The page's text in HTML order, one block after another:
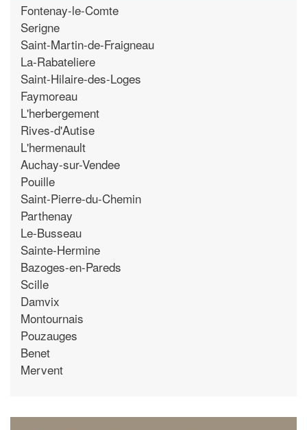
Fontenay-le-Comte
Serigne
Saint-Martin-de-Fraigneau
La-Rabateliere
Saint-Hilaire-des-Loges
Faymoreau
L'herbergement
Rives-d'Autise
L'hermenault
Auchay-sur-Vendee
Pouille
Saint-Pierre-du-Chemin
Parthenay
Le-Busseau
Sainte-Hermine
Bazoges-en-Pareds
Scille
Damvix
Montournais
Pouzauges
Benet
Mervent